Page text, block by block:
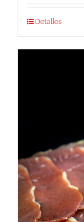
Detalles